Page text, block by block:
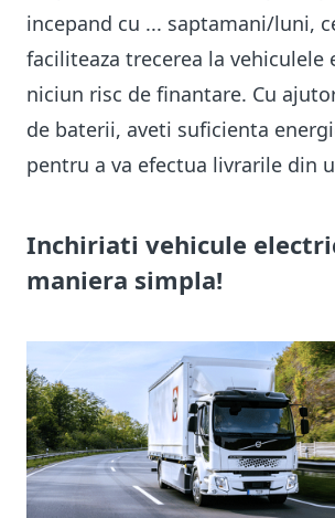
incepand cu ... saptamani/luni,
faciliteaza trecerea la vehiculele
niciun risc de finantare. Cu
de baterii, aveti suficienta
pentru a va efectua livrarile din
Inchiriati vehicule
maniera simpla!